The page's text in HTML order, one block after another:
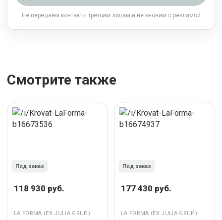
Не передаём контакты третьим лицам и не звоним с рекламой
Смотрите также
Под заказ
118 930 руб.
LA FORMA (ЕХ JULIA GRUP)
Под заказ
177 430 руб.
LA FORMA (ЕХ JULIA GRUP)